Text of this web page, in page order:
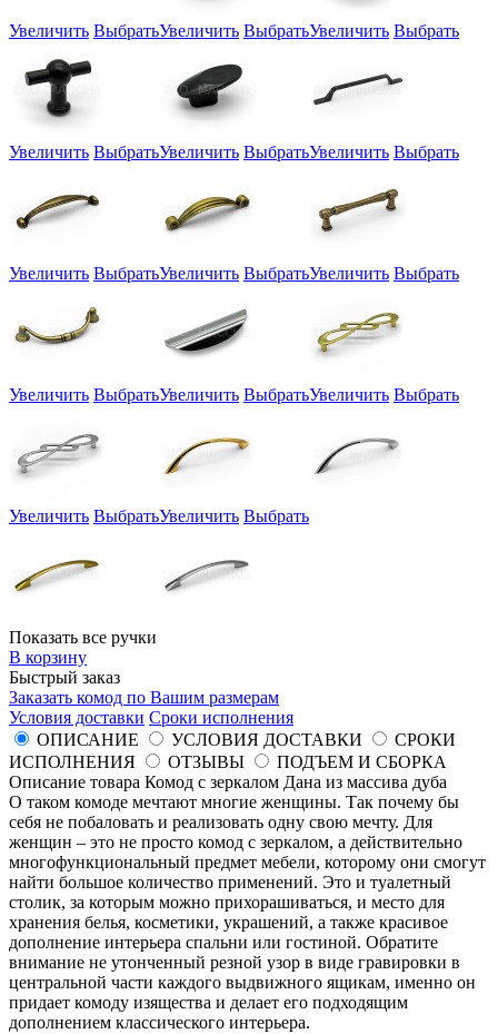
Увеличить ВыбратьУвеличить ВыбратьУвеличить Выбрать
Увеличить ВыбратьУвеличить ВыбратьУвеличить Выбрать
Увеличить ВыбратьУвеличить ВыбратьУвеличить Выбрать
Увеличить ВыбратьУвеличить ВыбратьУвеличить Выбрать
Увеличить ВыбратьУвеличить Выбрать
Показать все ручки
В корзину
Быстрый заказ
Заказать комод по Вашим размерам
Условия доставки Сроки исполнения
ОПИСАНИЕ
УСЛОВИЯ ДОСТАВКИ
СРОКИ
ИСПОЛНЕНИЯ
ОТЗЫВЫ
ПОДЪЕМ И СБОРКА
Описание товара Комод с зеркалом Дана из массива дуба
О таком комоде мечтают многие женщины. Так почему бы
себя не побаловать и реализовать одну свою мечту. Для
женщин – это не просто комод с зеркалом, а действительно
многофункциональный предмет мебели, которому они смогут
найти большое количество применений. Это и туалетный
столик, за которым можно прихорашиваться, и место для
хранения белья, косметики, украшений, а также красивое
дополнение интерьера спальни или гостиной. Обратите
внимание не утонченный резной узор в виде гравировки в
центральной части каждого выдвижного ящикам, именно он
придает комоду изящества и делает его подходящим
дополнением классического интерьера.